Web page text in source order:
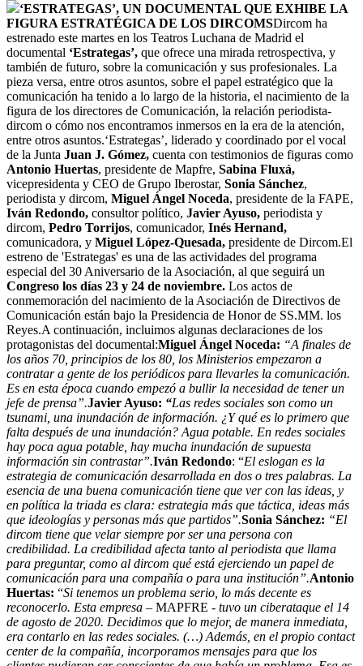
‘ESTRATEGAS’, UN DOCUMENTAL QUE EXHIBE LA
FIGURA ESTRATÉGICA DE LOS DIRCOMSDircom ha
estrenado este martes en los Teatros Luchana de Madrid el
documental ‘Estrategas’, que ofrece una mirada retrospectiva, y
también de futuro, sobre la comunicación y sus profesionales. La
pieza versa, entre otros asuntos, sobre el papel estratégico que la
comunicación ha tenido a lo largo de la historia, el nacimiento de la
figura de los directores de Comunicación, la relación periodista-
dircom o cómo nos encontramos inmersos en la era de la atención,
entre otros asuntos.‘Estrategas’, liderado y coordinado por el vocal
de la Junta Juan J. Gómez, cuenta con testimonios de figuras como
Antonio Huertas, presidente de Mapfre, Sabina Fluxá,
vicepresidenta y CEO de Grupo Iberostar, Sonia Sánchez,
periodista y dircom, Miguel Ángel Noceda, presidente de la FAPE,
Iván Redondo, consultor político, Javier Ayuso, periodista y
dircom, Pedro Torrijos, comunicador, Inés Hernand,
comunicadora, y Miguel López-Quesada, presidente de Dircom.El
estreno de 'Estrategas' es una de las actividades del programa
especial del 30 Aniversario de la Asociación, al que seguirá un
Congreso los días 23 y 24 de noviembre. Los actos de
conmemoración del nacimiento de la Asociación de Directivos de
Comunicación están bajo la Presidencia de Honor de SS.MM. los
Reyes.A continuación, incluimos algunas declaraciones de los
protagonistas del documental:Miguel Ángel Noceda: “A finales de
los años 70, principios de los 80, los Ministerios empezaron a
contratar a gente de los periódicos para llevarles la comunicación.
Es en esta época cuando empezó a bullir la necesidad de tener un
jefe de prensa”.Javier Ayuso: “Las redes sociales son como un
tsunami, una inundación de información. ¿Y qué es lo primero que
falta después de una inundación? Agua potable. En redes sociales
hay poca agua potable, hay mucha inundación de supuesta
información sin contrastar”.Iván Redondo: “El eslogan es la
estrategia de comunicación desarrollada en dos o tres palabras. La
esencia de una buena comunicación tiene que ver con las ideas, y
en política la triada es clara: estrategia más que táctica, ideas más
que ideologías y personas más que partidos”.Sonia Sánchez: “El
dircom tiene que velar siempre por ser una persona con
credibilidad. La credibilidad afecta tanto al periodista que llama
para preguntar, como al dircom qué está ejerciendo un papel de
comunicación para una compañía o para una institución”.Antonio
Huertas: “Si tenemos un problema serio, lo más decente es
reconocerlo. Esta empresa – MAPFRE - tuvo un ciberataque el 14
de agosto de 2020. Decidimos que lo mejor, de manera inmediata,
era contarlo en las redes sociales. (…) Además, en el propio contact
center de la compañía, incorporamos mensajes para que los